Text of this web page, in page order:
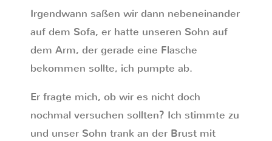
Irgendwann saßen wir dann nebeneinander
auf dem Sofa, er hatte unseren Sohn auf
dem Arm, der gerade eine Flasche
bekommen sollte, ich pumpte ab.
Er fragte mich, ob wir es nicht doch
nochmal versuchen sollten? Ich stimmte zu
und unser Sohn trank an der Brust mit